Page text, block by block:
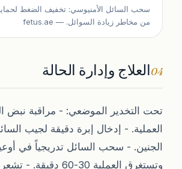
سحب السائل الأمنيوسي: تخفيف الضغط لحماية
من مخاطر زيادة السوائل. — fetus.ae
04العلاج وإدارة الحالة
تحت التخدير الموضعي: - مراقبة نبض
العملية. - إدخال إبرة دقيقة لجيب
الجنين. - سحب السائل تدريجياً في
وتستغرق العملية 30-60